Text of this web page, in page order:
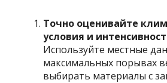
Точно оценивайте
условия и
Используйте местные
максимальных порывах
выбирать материалы с